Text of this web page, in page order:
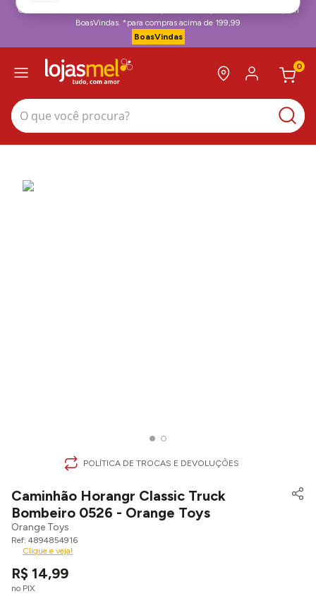
Ganhe R$15 OFF + Frete Grátis na sua primeira compra no site*. Use cupom
BoasVindas. *para compras acima de 199,99
BoasVindas
0
O que você procura?
POLÍTICA DE TROCAS E DEVOLUÇÕES
Caminhão Horangr Classic Truck
Bombeiro 0526 - Orange Toys
Orange Toys
4894854916
Clique e veja!
R$ 14,99
no PIX